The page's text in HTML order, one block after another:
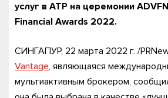
услуг в АТР на церемонии
Financial Awards 2022.
СИНГАПУР, 22 марта 2022 г. /
Vantage, являющаяся
мультиактивным брокером,